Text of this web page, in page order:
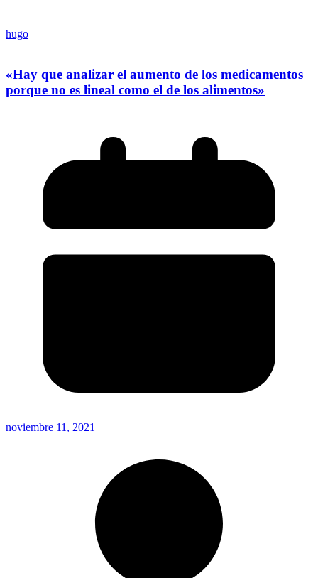
hugo
«Hay que analizar el aumento de los medicamentos
porque no es lineal como el de los alimentos»
noviembre 11, 2021